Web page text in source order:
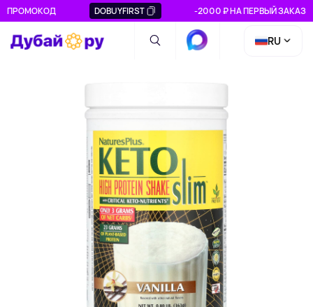
ПРОМОКОД DOBUYFIRST -2000 ₽ НА ПЕРВЫЙ ЗАКАЗ
RU